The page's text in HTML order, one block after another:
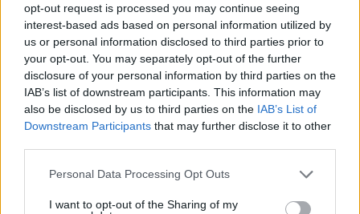
opt-out request is processed you may continue seeing
interest-based ads based on personal information utilized by
us or personal information disclosed to third parties prior to
your opt-out. You may separately opt-out of the further
disclosure of your personal information by third parties on the
IAB’s list of downstream participants. This information may
also be disclosed by us to third parties on the IAB’s List of
Downstream Participants that may further disclose it to other
Please note that this website/app uses one or more Google
not limited to your visit or usage behaviour. You may click to
Personal Data Processing Opt Outs
I want to opt-out of the Sharing of my
Τροχαίο ατύχημα για τον Mike, η ανάρτηση του ράπερ
5 ιστορικές εκκλησίες που αξίζει να γνωρίσετε στην
παλιά πόλη της Κέρκυρας
πριν 20 λεπτά
ΔΕΙΤΕ ΟΛΕΣ ΤΙΣ ΕΙΔΗΣΕΙΣ